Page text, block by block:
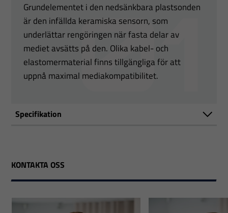
Grundelementet i den nedsänkbara plastsonden
är den infällda keramiska sensorn, som
underlättar rengöringen när fasta delar av
mediet avsätts på den. Olika kabel- och
elastomermaterial finns tillgängliga för att
uppnå maximal mediakompatibilitet.
Specifikation
KONTAKTA OSS